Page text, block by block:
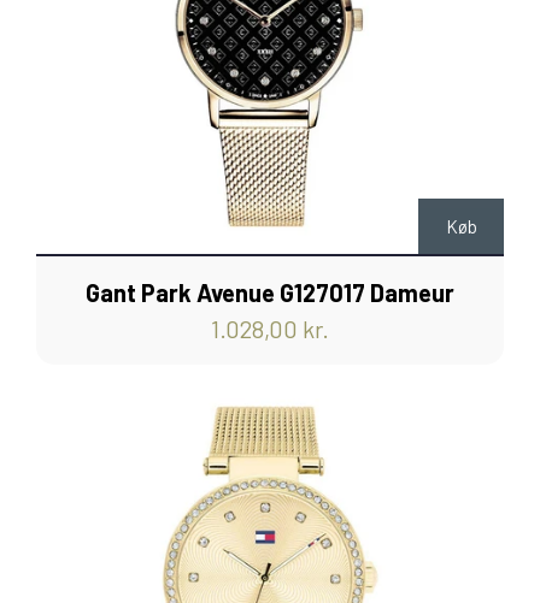
Køb
Gant Park Avenue G127017 Dameur
1.028,00 kr.